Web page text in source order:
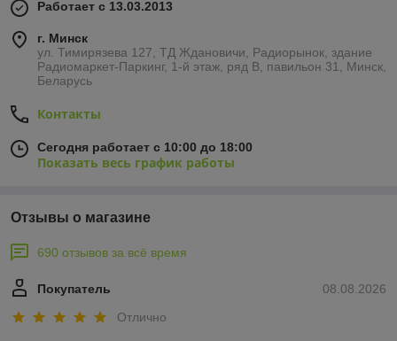
Работает с 13.03.2013
г. Минск
ул. Тимирязева 127, ТД Ждановичи, Радиорынок, здание
Радиомаркет-Паркинг, 1-й этаж, ряд В, павильон 31, Минск,
Беларусь
Контакты
Сегодня работает с 10:00 до 18:00
Показать весь график работы
Отзывы о магазине
690 отзывов за всё время
08.08.2026
Покупатель
Отлично